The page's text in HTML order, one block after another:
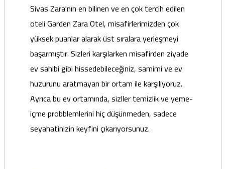
Sivas Zara'nın en bilinen ve en çok tercih edilen
oteli Garden Zara Otel, misafirlerimizden çok
yüksek puanlar alarak üst sıralara yerleşmeyi
başarmıştır. Sizleri karşılarken misafirden ziyade
ev sahibi gibi hissedebileceğiniz, samimi ve ev
huzurunu aratmayan bir ortam ile karşılıyoruz.
Ayrıca bu ev ortamında, sizller temizlik ve yeme-
içme probblemlerini hiç düşünmeden, sadece
seyahatinizin keyfini çıkarıyorsunuz.